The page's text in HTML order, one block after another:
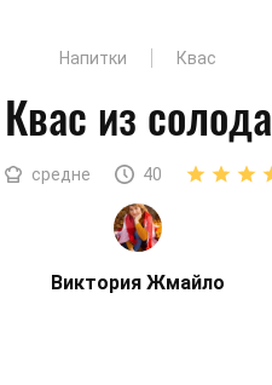
Напитки Квас
Квас из солода
средне 40
Виктория Жмайло